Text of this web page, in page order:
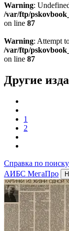
Warning:
/var/ftp/
on line 87
Warning: Attempt
/var/ftp/
on line 87
Другие
1
2
Справка по поиску
АИБС МегаПро